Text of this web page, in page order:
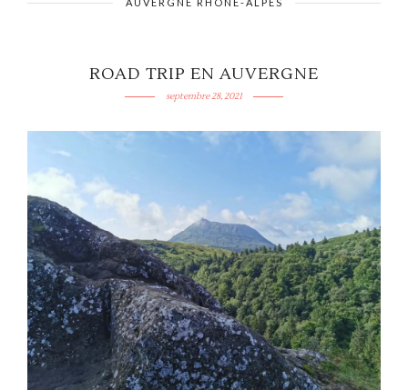
ROAD TRIP EN AUVERGNE
septembre 28, 2021